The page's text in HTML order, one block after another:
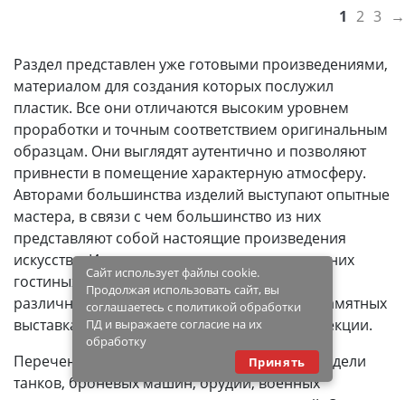
1 2 3 →
Раздел представлен уже готовыми произведениями,
материалом для создания которых послужил
пластик. Все они отличаются высоким уровнем
проработки и точным соответствием оригинальным
образцам. Они выглядят аутентично и позволяют
привнести в помещение характерную атмосферу.
Авторами большинства изделий выступают опытные
мастера, в связи с чем большинство из них
представляют собой настоящие произведения
искусства. Их можно устанавливать в домашних
гостиных, фойе и представительских залах
различных организаций, использовать на памятных
выставках и даже пополнять музейные коллекции.
Перечень произведений включает в себя модели
танков, броневых машин, орудий, военных
Сайт использует файлы cookie.
Продолжая использовать сайт, вы
соглашаетесь с политикой обработки
ПД и выражаете согласие на их
обработку
Принять